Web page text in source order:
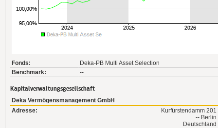
Fonds:
Deka-PB Multi Asset Selection
Benchmark:
--
Kapitalverwaltungsgesellschaft
Deka Vermögensmanagement GmbH
Adresse:
Kurfürstendamm 201
-- Berlin
Deutschland